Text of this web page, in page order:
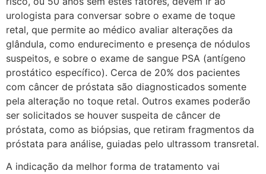
urologista para conversar sobre o exame de toque
retal, que permite ao médico avaliar alterações da
glândula, como endurecimento e presença de nódulos
suspeitos, e sobre o exame de sangue PSA (antígeno
prostático específico). Cerca de 20% dos pacientes
com câncer de próstata são diagnosticados somente
pela alteração no toque retal. Outros exames poderão
ser solicitados se houver suspeita de câncer de
próstata, como as biópsias, que retiram fragmentos da
próstata para análise, guiadas pelo ultrassom transretal.
A indicação da melhor forma de tratamento vai